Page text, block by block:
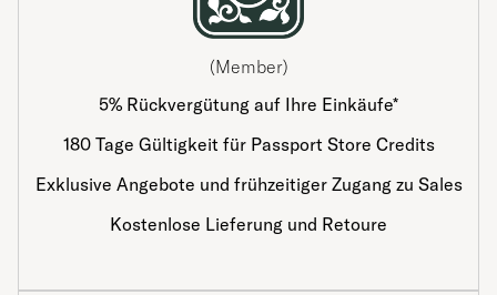
(Member)
5% Rückvergütung auf Ihre Einkäufe*
180 Tage Gültigkeit für Passport Store Credits
Exklusive Angebote und frühzeitiger Zugang zu Sales
Kostenlose Lieferung und Retoure